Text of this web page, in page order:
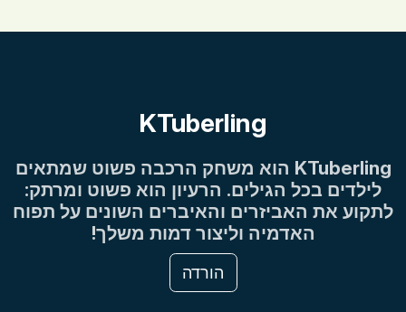
KTuberling
KTuberling הוא משחק הרכבה פשוט שמתאים
לילדים בכל הגילים. הרעיון הוא פשוט ומרתק:
לתקוע את האביזרים והאיברים השונים על תפוח
האדמיה וליצור דמות משלך!
הורדה